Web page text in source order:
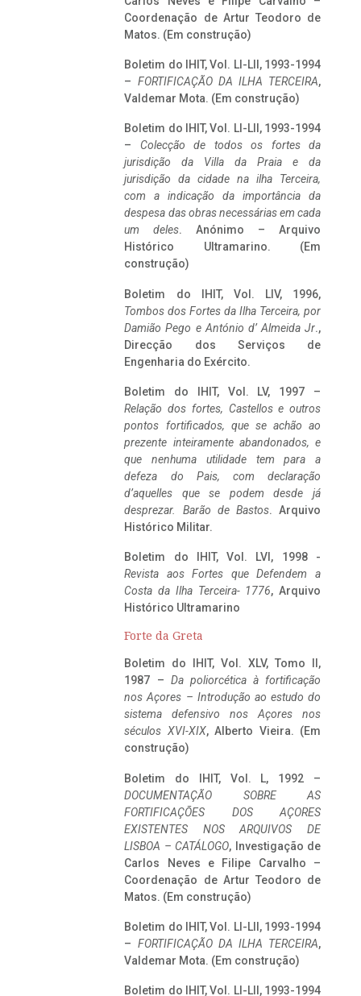
Coordenação de Artur Teodoro de
Matos. (Em construção)
Boletim do IHIT, Vol. LI-LII, 1993-1994
– FORTIFICAÇÃO DA ILHA TERCEIRA,
Valdemar Mota. (Em construção)
Boletim do IHIT, Vol. LI-LII, 1993-1994
– Colecção de todos os fortes da
jurisdição da Villa da Praia e da
jurisdição da cidade na ilha Terceira,
com a indicação da importância da
despesa das obras necessárias em cada
um deles. Anónimo – Arquivo
Histórico Ultramarino. (Em
construção)
Boletim do IHIT, Vol. LIV, 1996,
Tombos dos Fortes da Ilha Terceira, por
Damião Pego e António d’ Almeida Jr.,
Direcção dos Serviços de
Engenharia do Exército.
Boletim do IHIT, Vol. LV, 1997 –
Relação dos fortes, Castellos e outros
pontos fortificados, que se achão ao
prezente inteiramente abandonados, e
que nenhuma utilidade tem para a
defeza do Pais, com declaração
d’aquelles que se podem desde já
desprezar. Barão de Bastos. Arquivo
Histórico Militar.
Boletim do IHIT, Vol. LVI, 1998 -
Revista aos Fortes que Defendem a
Costa da Ilha Terceira- 1776, Arquivo
Histórico Ultramarino
Forte da Greta
Boletim do IHIT, Vol. XLV, Tomo II,
1987 – Da poliorcética à fortificação
nos Açores – Introdução ao estudo do
sistema defensivo nos Açores nos
séculos XVI-XIX, Alberto Vieira. (Em
construção)
Boletim do IHIT, Vol. L, 1992 –
DOCUMENTAÇÃO SOBRE AS
FORTIFICAÇÕES DOS AÇORES
EXISTENTES NOS ARQUIVOS DE
LISBOA – CATÁLOGO, Investigação de
Carlos Neves e Filipe Carvalho –
Coordenação de Artur Teodoro de
Matos. (Em construção)
Boletim do IHIT, Vol. LI-LII, 1993-1994
– FORTIFICAÇÃO DA ILHA TERCEIRA,
Valdemar Mota. (Em construção)
Boletim do IHIT, Vol. LI-LII, 1993-1994